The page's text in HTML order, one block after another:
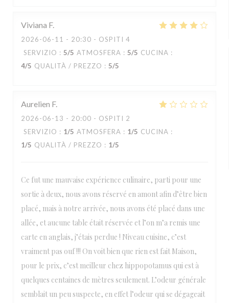
Viviana F
2026-06-11 - 20:30 - OSPITI 4
SERVIZIO : 5/5 ATMOSFERA : 5/5 CUCINA :
4/5 QUALITÀ / PREZZO : 5/5
Aurelien F
2026-06-13 - 20:00 - OSPITI 2
SERVIZIO : 1/5 ATMOSFERA : 1/5 CUCINA :
1/5 QUALITÀ / PREZZO : 1/5
Ce fut une mauvaise expérience culinaire, parti pour une
sortie à deux, nous avons réservé en amont afin d’être bien
placé, mais à notre arrivée, nous avons été placé dans une
allée, et aucune table était réservée et l’on m’a remis une
carte en anglais, j’étais perdue ! Niveau cuisine, c’est
vraiment pas ouf !!! On voit bien que rien est fait Maison,
pour le prix, c’est meilleur chez hippopotamus qui est à
quelques centaines de mètres seulement. L’odeur générale
semblait un peu suspecte, en effet l’odeur qui se dégageait